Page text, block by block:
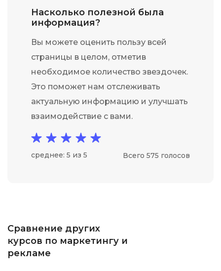
Насколько полезной была
информация?
Вы можете оценить пользу всей
страницы в целом, отметив
необходимое количество звездочек.
Это поможет нам отслеживать
актуальную информацию и улучшать
взаимодействие с вами.
среднее: 5 из 5 Всего 575 голосов
Сравнение других
курсов по маркетингу и
рекламе